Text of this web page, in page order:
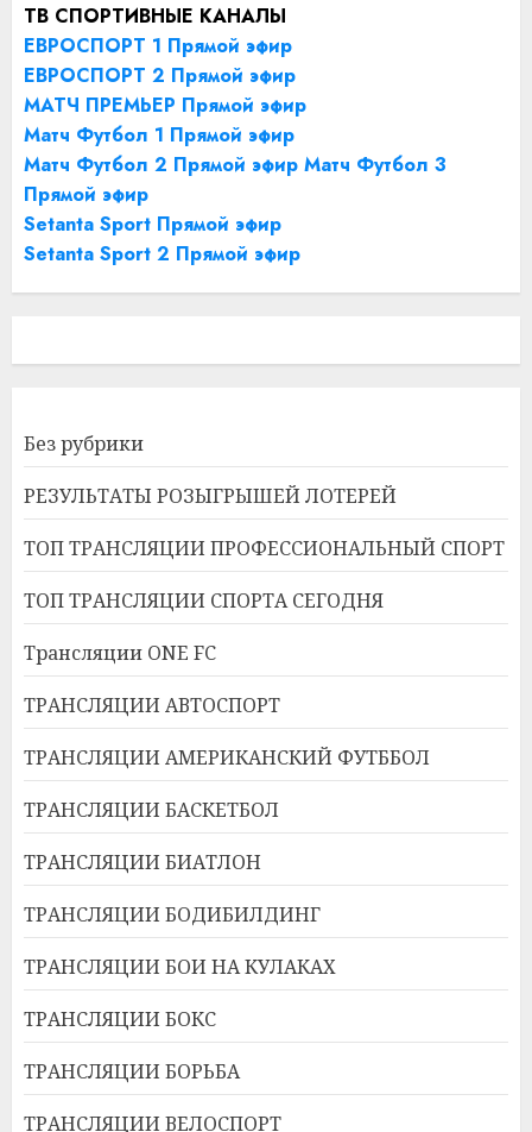
ТВ СПОРТИВНЫЕ КАНАЛЫ
ЕВРОСПОРТ 1 Прямой эфир
ЕВРОСПОРТ 2 Прямой эфир
МАТЧ ПРЕМЬЕР Прямой эфир
Матч Футбол 1 Прямой эфир
Матч Футбол 2 Прямой эфир Матч Футбол 3
Прямой эфир
Setanta Sport Прямой эфир
Setanta Sport 2 Прямой эфир
Без рубрики
РЕЗУЛЬТАТЫ РОЗЫГРЫШЕЙ ЛОТЕРЕЙ
ТОП ТРАНСЛЯЦИИ ПРОФЕССИОНАЛЬНЫЙ СПОРТ
ТОП ТРАНСЛЯЦИИ СПОРТА СЕГОДНЯ
Трансляции ONE FC
ТРАНСЛЯЦИИ АВТОСПОРТ
ТРАНСЛЯЦИИ АМЕРИКАНСКИЙ ФУТББОЛ
ТРАНСЛЯЦИИ БАСКЕТБОЛ
ТРАНСЛЯЦИИ БИАТЛОН
ТРАНСЛЯЦИИ БОДИБИЛДИНГ
ТРАНСЛЯЦИИ БОИ НА КУЛАКАХ
ТРАНСЛЯЦИИ БОКС
ТРАНСЛЯЦИИ БОРЬБА
ТРАНСЛЯЦИИ ВЕЛОСПОРТ